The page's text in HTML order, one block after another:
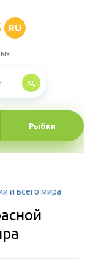
RU
Рыбки
и всего мира